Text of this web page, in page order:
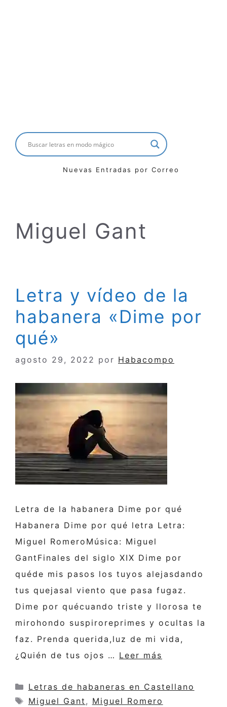
Nuevas Entradas por Correo
Miguel Gant
Letra y vídeo de la
habanera «Dime por
qué»
agosto 29, 2022 por Habacompo
Letra de la habanera Dime por qué
Habanera Dime por qué letra Letra:
Miguel RomeroMúsica: Miguel
GantFinales del siglo XIX Dime por
quéde mis pasos los tuyos alejasdando
tus quejasal viento que pasa fugaz.
Dime por quécuando triste y llorosa te
mirohondo suspiroreprimes y ocultas la
faz. Prenda querida,luz de mi vida,
¿Quién de tus ojos … Leer más
Categorías
Letras de habaneras en Castellano
Etiquetas
Miguel Gant , Miguel Romero